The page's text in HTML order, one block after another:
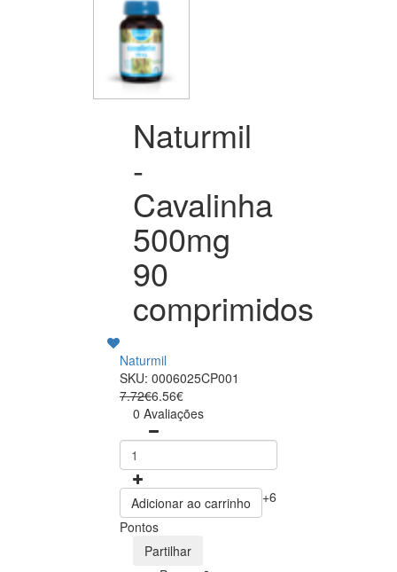
Naturmil
-
Cavalinha
500mg
90
comprimidos
Naturmil
SKU: 0006025CP001
7.72€6.56€
0 Avaliações
Adicionar ao carrinho
+6
Pontos
Partilhar